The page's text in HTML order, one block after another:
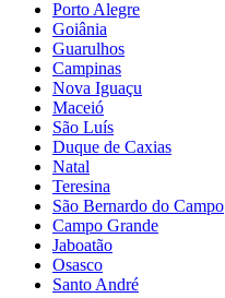
Porto Alegre
Goiânia
Guarulhos
Campinas
Nova Iguaçu
Maceió
São Luís
Duque de Caxias
Natal
Teresina
São Bernardo do Campo
Campo Grande
Jaboatão
Osasco
Santo André